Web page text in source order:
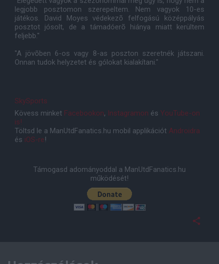
legjobb posztomon szerepeltem. Nem vagyok 10-es
játékos. David Moyes védekezõ felfogású középpályás
posztot jósolt, de a támadóerõ hiánya miatt kerültem
feljebb."
"A jövõben 6-os vagy 8-as poszton szeretnék játszani.
Onnan tudok helyzetet és gólokat kialakítani."
SkySports
Kövess minket Facebookon, Instagramon és YouTube-on
is!
Töltsd le a ManUtdFanatics.hu mobil applikációt Androidra
és iOS-re!
Támogasd adományoddal a ManUtdFanatics.hu
működését!